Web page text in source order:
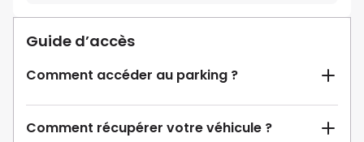
Guide d’accès
Comment accéder au parking ?
Comment récupérer votre véhicule ?